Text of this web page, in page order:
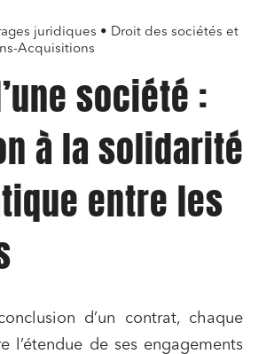
juridiques • Droit des sociétés et
Acquisitions
société :
à la solidarité
entre les
d’un contrat, chaque
l’étendue de ses engagements